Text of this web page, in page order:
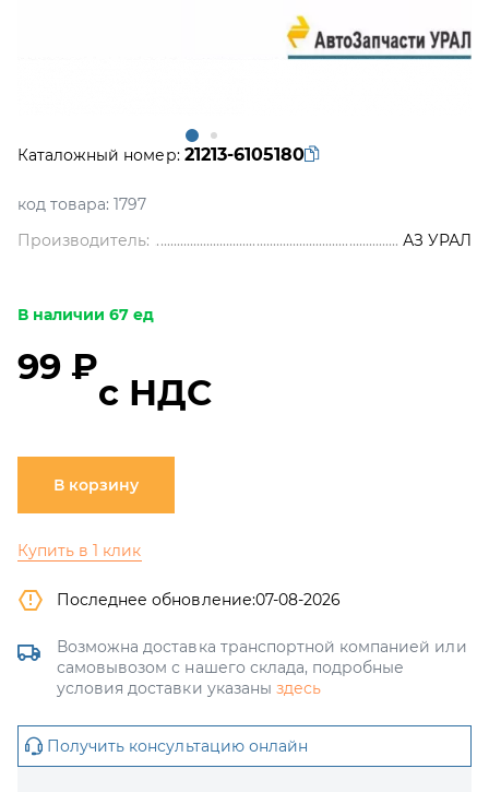
Каталожный номер: 21213-6105180
код товара: 1797
Производитель:
АЗ УРАЛ
В наличии 67 ед
99 ₽
с НДС
В корзину
Купить в 1 клик
Последнее обновление:07-08-2026
Возможна доставка транспортной компанией или
самовывозом с нашего склада, подробные
условия доставки указаны здесь
Получить консультацию онлайн